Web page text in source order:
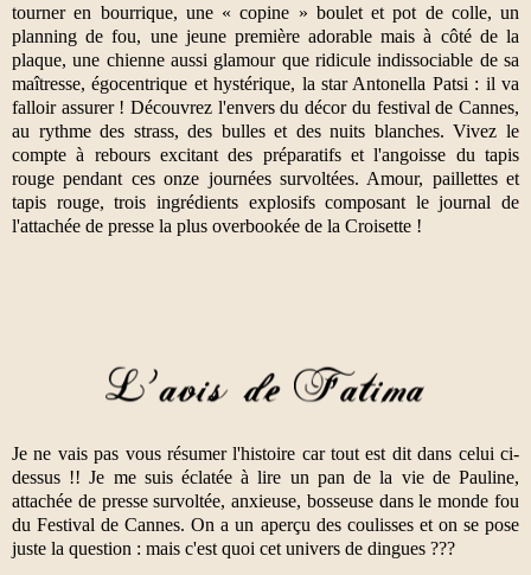
tourner en bourrique, une « copine » boulet et pot de colle, un
planning de fou, une jeune première adorable mais à côté de la
plaque, une chienne aussi glamour que ridicule indissociable de sa
maîtresse, égocentrique et hystérique, la star Antonella Patsi : il va
falloir assurer ! Découvrez l'envers du décor du festival de Cannes,
au rythme des strass, des bulles et des nuits blanches. Vivez le
compte à rebours excitant des préparatifs et l'angoisse du tapis
rouge pendant ces onze journées survoltées. Amour, paillettes et
tapis rouge, trois ingrédients explosifs composant le journal de
l'attachée de presse la plus overbookée de la Croisette !
Je ne vais pas vous résumer l'histoire car tout est dit dans celui ci-
dessus !! Je me suis éclatée à lire un pan de la vie de Pauline,
attachée de presse survoltée, anxieuse, bosseuse dans le monde fou
du Festival de Cannes. On a un aperçu des coulisses et on se pose
juste la question : mais c'est quoi cet univers de dingues ???